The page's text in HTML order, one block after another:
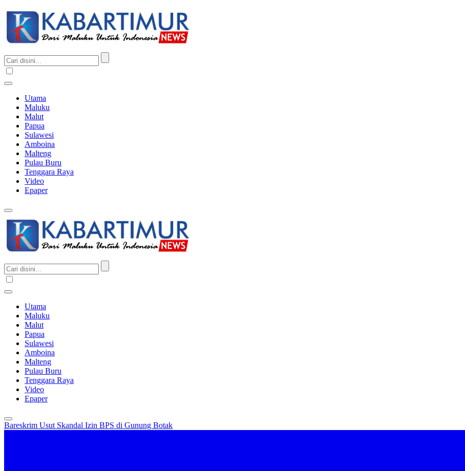
Utama
Maluku
Malut
Papua
Sulawesi
Amboina
Malteng
Pulau Buru
Tenggara Raya
Video
Epaper
Utama
Maluku
Malut
Papua
Sulawesi
Amboina
Malteng
Pulau Buru
Tenggara Raya
Video
Epaper
Bareskrim Usut Skandal Izin BPS di Gunung Botak